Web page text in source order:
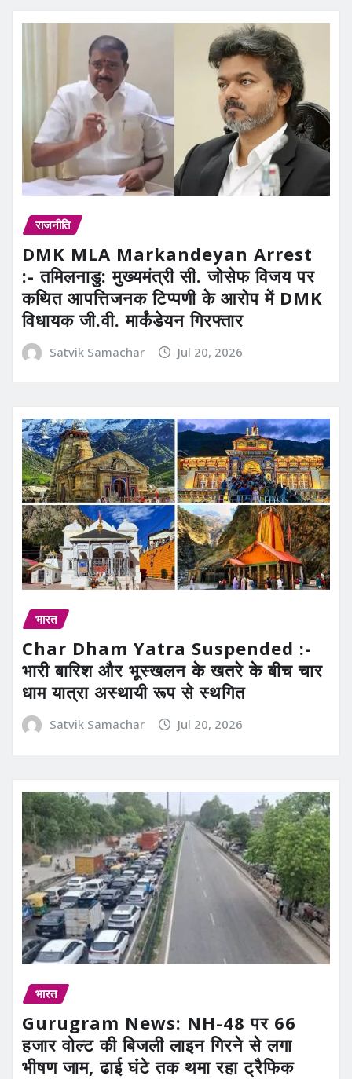
राजनीति
DMK MLA Markandeyan Arrest
:- तमिलनाडु: मुख्यमंत्री सी. जोसेफ विजय पर
कथित आपत्तिजनक टिप्पणी के आरोप में DMK
विधायक जी.वी. मार्कंडेयन गिरफ्तार
Satvik Samachar Jul 20, 2026
भारत
Char Dham Yatra Suspended :-
भारी बारिश और भूस्खलन के खतरे के बीच चार
धाम यात्रा अस्थायी रूप से स्थगित
Satvik Samachar Jul 20, 2026
भारत
Gurugram News: NH-48 पर 66
हजार वोल्ट की बिजली लाइन गिरने से लगा
भीषण जाम, ढाई घंटे तक थमा रहा ट्रैफिक